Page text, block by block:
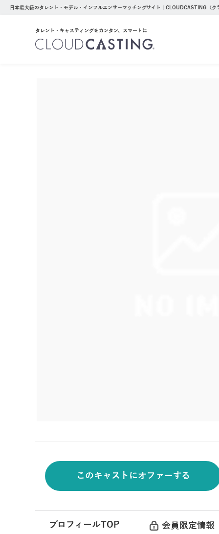
日本最大級のタレント・モデル・インフルエンサーマッチングサイト｜CLOUDCASTING（ク
タレント・キャスティングをカンタン、スマートに
このキャストにオファーする
プロフィールTOP 会員限定情報